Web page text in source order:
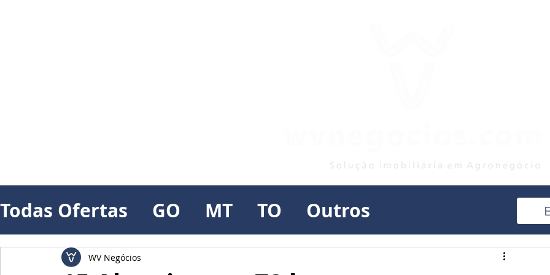
Todas Ofertas GO MT TO Outros
WV Negócios